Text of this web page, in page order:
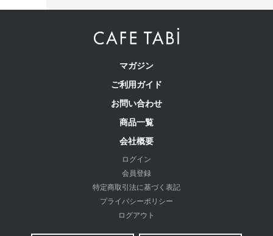
を生産
わたしの店舗がある福山市のある備後地域は、江戸時代から
藍染による絣織物を特産。裁断、縫製、仕上げ等の工場が数
マガジン
ご利用ガイド
お問い合わせ
商品一覧
会社概要
ログイン
会員登録
特定商取引法に基づく表記
プライバシーポリシー
ログアウト